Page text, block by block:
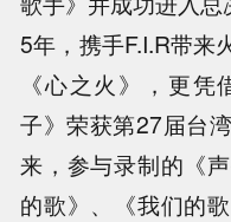
5年，携手F.I.R带来
《心之火》，更
子》荣获第27届台
来，参与录制的《
的歌》、《我们的